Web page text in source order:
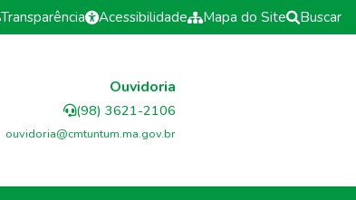
Transparência Acessibilidade Mapa do Site Buscar
Ouvidoria
(98) 3621-2106
ouvidoria@cmtuntum.ma.gov.br